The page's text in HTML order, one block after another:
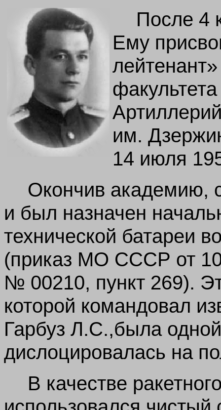
После 4
Ему
им.
14 июля
Окончив академию,
и был назначен
технической батареи
(приказ МО СССР от
№ 00210, пункт 269).
которой командовал
Гарбуз Л.С.,была
дислоцировалась на
В качестве